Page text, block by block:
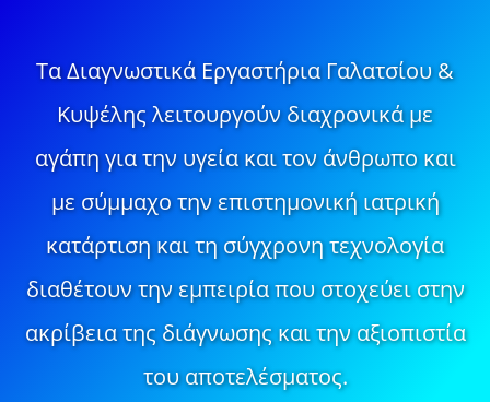
Τα Διαγνωστικά Εργαστήρια Γαλατσίου &
Κυψέλης λειτουργούν διαχρονικά με
αγάπη για την υγεία και τον άνθρωπο και
με σύμμαχο την επιστημονική ιατρική
κατάρτιση και τη σύγχρονη τεχνολογία
διαθέτουν την εμπειρία που στοχεύει στην
ακρίβεια της διάγνωσης και την αξιοπιστία
του αποτελέσματος.